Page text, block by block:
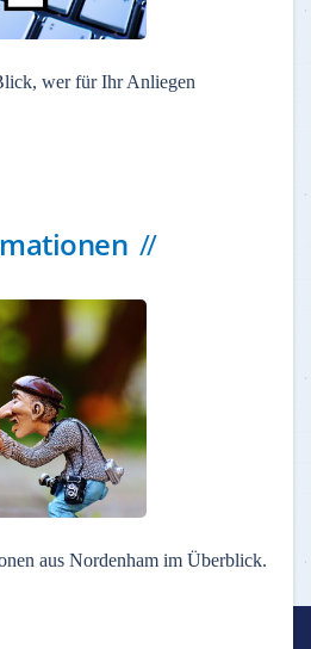
wer für Ihr Anliegen
aus Nordenham im Überblick.